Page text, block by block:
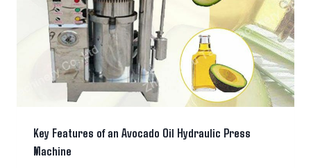
Key Features of an Avocado Oil Hydraulic Press
Machine